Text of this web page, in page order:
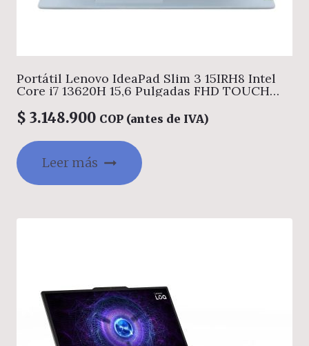
Portátil Lenovo IdeaPad Slim 3 15IRH8 Intel
Core i7 13620H 15,6 Pulgadas FHD TOUCH
11 Home con Lector de Huella Color Gris
$ 3.148.900 COP (antes de IVA)
Leer más